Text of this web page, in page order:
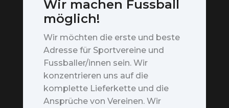
Wir machen Fussball
möglich!
Wir möchten die erste und beste
Adresse für Sportvereine und
Fussballer/innen sein. Wir
konzentrieren uns auf die
komplette Lieferkette und die
Ansprüche von Vereinen. Wir